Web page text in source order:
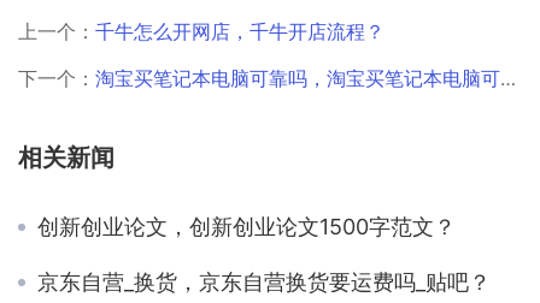
上一个： 千牛怎么开网店，千牛开店流程？
下一个： 淘宝买笔记本电脑可靠吗，淘宝买笔记本电脑可靠吗？
相关新闻
创新创业论文，创新创业论文1500字范文？
京东自营_换货，京东自营换货要运费吗_贴吧？